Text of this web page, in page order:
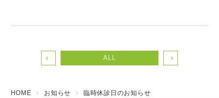
ALL
HOME お知らせ 臨時休診日のお知らせ